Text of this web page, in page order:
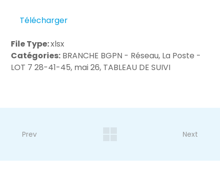
Télécharger
File Type:xlsx
Catégories: BRANCHE BGPN - Réseau, La Poste -
LOT 7 28-41-45, mai 26, TABLEAU DE SUIVI
Prev Next